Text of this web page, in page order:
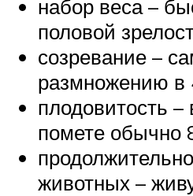
набор веса –
половой
созревание –
размножению в
плодовитость –
помете обычно
животных –